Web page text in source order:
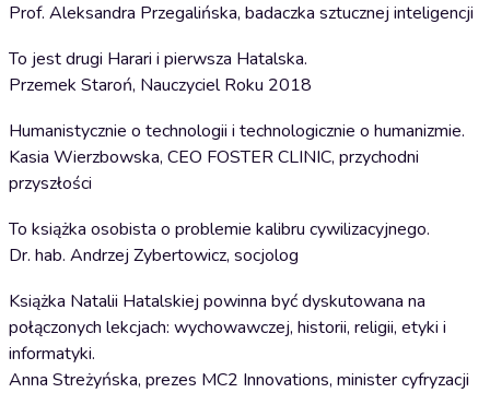
Prof. Aleksandra Przegalińska, badaczka sztucznej inteligencji
To jest drugi Harari i pierwsza Hatalska.
Przemek Staroń, Nauczyciel Roku 2018
Humanistycznie o technologii i technologicznie o humanizmie.
Kasia Wierzbowska, CEO FOSTER CLINIC, przychodni
przyszłości
To książka osobista o problemie kalibru cywilizacyjnego.
Dr. hab. Andrzej Zybertowicz, socjolog
Książka Natalii Hatalskiej powinna być dyskutowana na
połączonych lekcjach: wychowawczej, historii, religii, etyki i
informatyki.
Anna Streżyńska, prezes MC2 Innovations, minister cyfryzacji